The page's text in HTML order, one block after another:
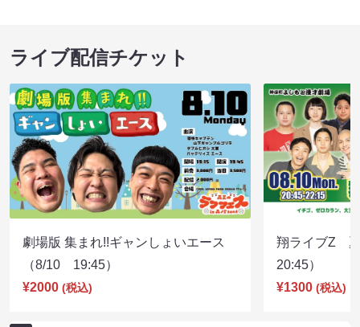
ライブ配信チケット
劇場版 集まれ!!ギャンしょいエース
（8/10 19:45）
¥2000 (税込)
翔ライブZ
20:45）
¥1300 (税込)